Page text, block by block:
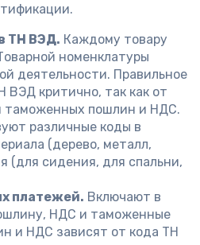
ТН ВЭД. Каждому товару
номенклатуры
деятельности. Правильное
ВЭД критично, так как от
таможенных пошлин и НДС.
различные коды в
(дерево, металл,
(для сидения, для спальни,
платежей. Включают в
НДС и таможенные
и НДС зависят от кода ТН